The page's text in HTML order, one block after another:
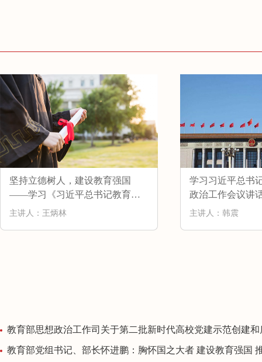
坚持立德树人，建设教育强国
——学习《习近平总书记教育重
要论述讲义》
主讲人：王炳林
学习习近平总书
政治工作会议讲
主讲人：韩震
教育部思想政治工作司关于第二批新时代高校党建示范创建和质量创优工作和首批高校“双带头人”教师党支部书记工作室建设单位验收
教育部党组书记、部长怀进鹏：胸怀国之大者 建设教育强国 推动教育事业发生格